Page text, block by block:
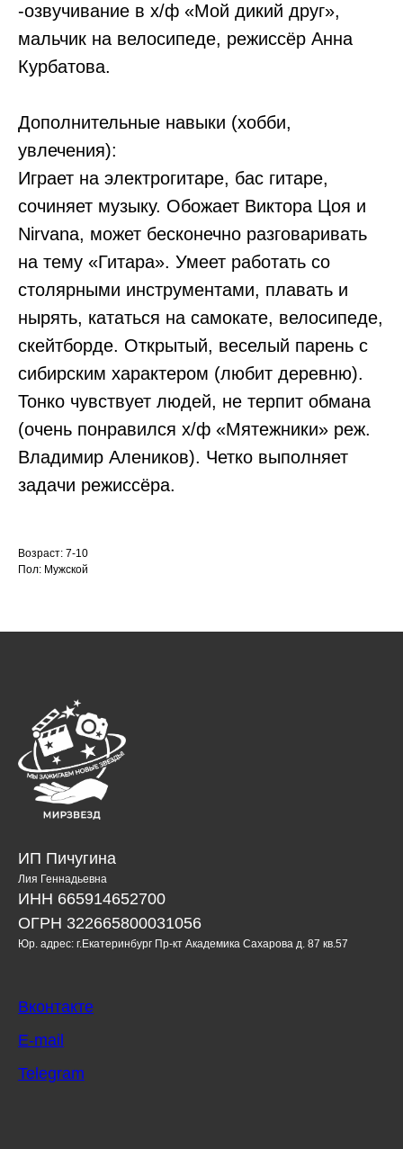
-озвучивание в х/ф «Мой дикий друг»,
мальчик на велосипеде, режиссёр Анна
Курбатова.
Дополнительные навыки (хобби,
увлечения):
Играет на электрогитаре, бас гитаре,
сочиняет музыку. Обожает Виктора Цоя и
Nirvana, может бесконечно разговаривать
на тему «Гитара». Умеет работать со
столярными инструментами, плавать и
нырять, кататься на самокате, велосипеде,
скейтборде. Открытый, веселый парень с
сибирским характером (любит деревню).
Тонко чувствует людей, не терпит обмана
(очень понравился х/ф «Мятежники» реж.
Владимир Алеников). Четко выполняет
задачи режиссёра.
Возраст: 7-10
Пол: Мужской
ИП Пичугина
Лия Геннадьевна
ИНН 665914652700
ОГРН 322665800031056
Юр. адрес: г.Екатеринбург Пр-кт Академика Сахарова д. 87 кв.57
Вконтакте
E-mail
Telegram